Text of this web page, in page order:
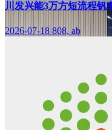
川发兴能3万方短流程钒
2026-07-18 808, ab